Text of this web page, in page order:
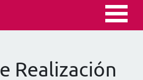
Realización